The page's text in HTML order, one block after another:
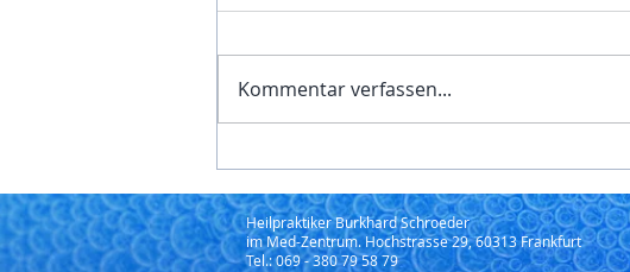
Die Frauenheilkunde umfasst
sowie die Begleitung in allen
Lebensphasen der Frau. In
individuelle
Kommentar verfassen...
Heilpraktiker Burkhard Schroeder
im Med-Zentrum. Hochstrasse 29, 60313 Frankfurt
Tel.: 069 - 380 79 58 79